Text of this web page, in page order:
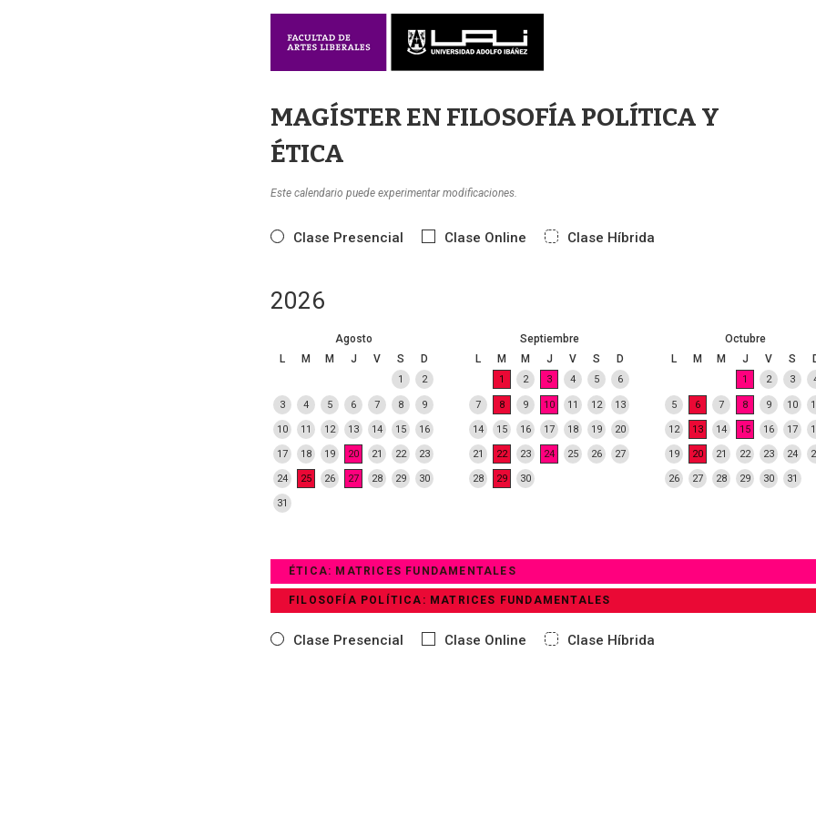
MAGÍSTER EN FILOSOFÍA POLÍTICA Y
ÉTICA
Este calendario puede experimentar modificaciones.
Clase Presencial Clase Online Clase Híbrida
2026
Agosto
L
M M J V S D
1 2
3 4 5 6 7 8 9
10 11 12 13 14 15 16
17 18 19 20 21 22 23
24 25 26 27 28 29 30
31
Septiembre
L
M M J V S D
1 2 3 4 5 6
7 8 9 10 11 12 13
14 15 16 17 18 19 20
21 22 23 24 25 26 27
28 29 30
Octubre
L
M M J V S
1 2 3
5 6 7 8 9 10
12 13 14 15 16 17
19 20 21 22 23 24
26 27 28 29 30 31
ÉTICA: MATRICES FUNDAMENTALES
FILOSOFÍA POLÍTICA: MATRICES FUNDAMENTALES
Clase Presencial Clase Online Clase Híbrida